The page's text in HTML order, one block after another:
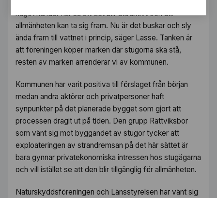
något händer här så att det blir attraktivt och att
allmänheten kan ta sig fram. Nu är det buskar och sly
ända fram till vattnet i princip, säger Lasse. Tanken är
att föreningen köper marken där stugorna ska stå,
resten av marken arrenderar vi av kommunen.
Kommunen har varit positiva till förslaget från början
medan andra aktörer och privatpersoner haft
synpunkter på det planerade bygget som gjort att
processen dragit ut på tiden. Den grupp Rättviksbor
som vänt sig mot byggandet av stugor tycker att
exploateringen av strandremsan på det här sättet är
bara gynnar privatekonomiska intressen hos stugägarna
och vill istället se att den blir tillgänglig för allmänheten.
Naturskyddsföreningen och Länsstyrelsen har vänt sig